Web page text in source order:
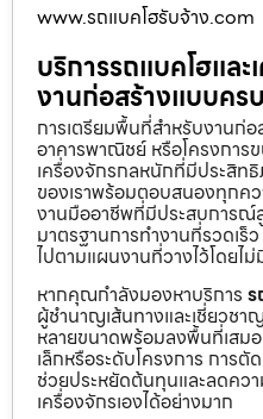
www.รถแบคโฮรับจ้าง.com
บริการรถแบคโฮแล
งานก่อสร้างแบบคร
การเตรียมพื้นที่สำหรับงานก่อ
อาคารพาณิชย์ หรือโครงการ
เครื่องจักรกลหนักที่มีประสิท
ของเราพร้อมตอบสนองทุกค
งานมืออาชีพที่มีประสบการณ์
มาตรฐานการทำงานที่รวดเร็
ไปตามแผนงานที่วางไว้โดยไ
หากคุณกำลังมองหาบริการ ร
ผู้ชำนาญเส้นทางและเชี่ยวชา
หลายขนาดพร้อมลงพื้นที่เสมอ
เล็กหรือระดับโครงการ การตั
ช่วยประหยัดต้นทุนและลดคว
เครื่องจักรเองได้อย่างมาก